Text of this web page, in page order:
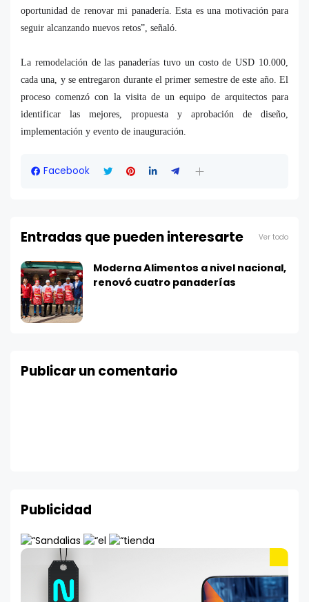
oportunidad de renovar mi panadería. Esta es una motivación para
seguir alcanzando nuevos retos”, señaló.
La remodelación de las panaderías tuvo un costo de USD 10.000,
cada una, y se entregaron durante el primer semestre de este año. El
proceso comenzó con la visita de un equipo de arquitectos para
identificar las mejores, propuesta y aprobación de diseño,
implementación y evento de inauguración.
Facebook
Entradas que pueden interesarte Ver todo
Moderna Alimentos a nivel nacional,
renovó cuatro panaderías
Publicar un comentario
Publicidad